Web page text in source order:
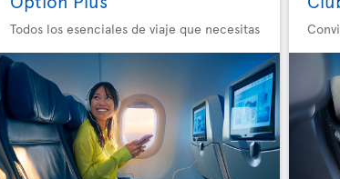
Todos los esenciales de viaje que necesitas